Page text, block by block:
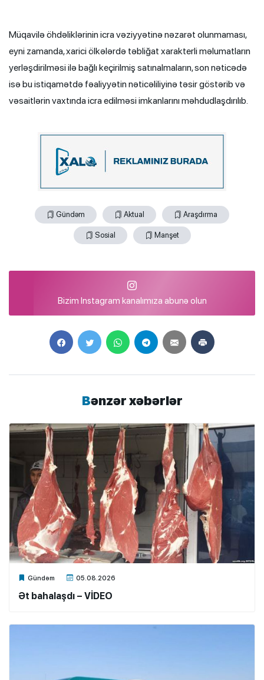
Müqavilə öhdəliklərinin icra vəziyyətinə nəzarət olunmaması,
eyni zamanda, xarici ölkələrdə təbliğat xarakterli məlumatların
yerləşdirilməsi ilə bağlı keçirilmiş satınalmaların, son nəticədə
isə bu istiqamətdə fəaliyyətin nəticəliliyinə təsir göstərib və
vəsaitlərin vaxtında icra edilməsi imkanlarını məhdudlaşdırılıb.
Gündəm Aktual Araşdırma
Sosial Manşet
Bizim Instagram kanalımıza abunə olun
Bənzər xəbərlər
Gündəm 05.08.2026
Xalq.Online
Ət bahalaşdı – VİDEO